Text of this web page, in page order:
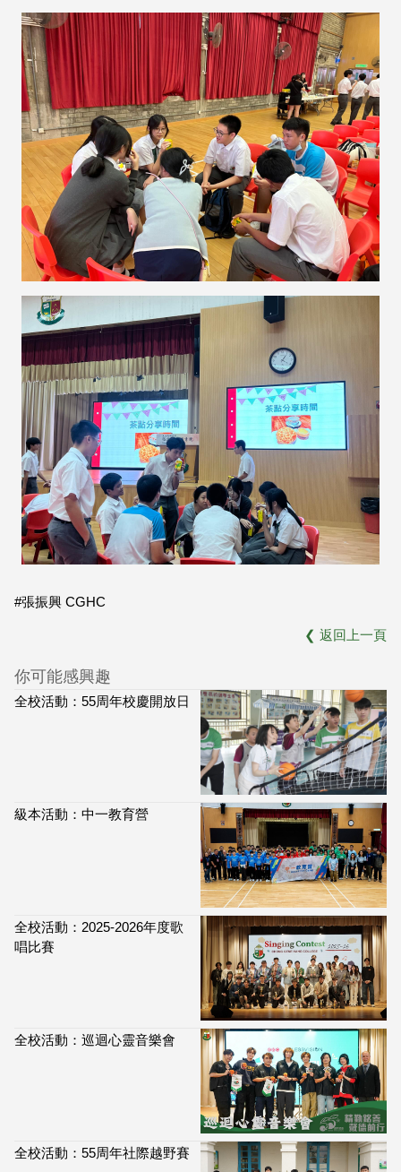
#張振興 CGHC
❮ 返回上一頁
你可能感興趣
全校活動：55周年校慶開放日
級本活動：中一教育營
全校活動：2025-2026年度歌
唱比賽
全校活動：巡迴心靈音樂會
全校活動：55周年社際越野賽